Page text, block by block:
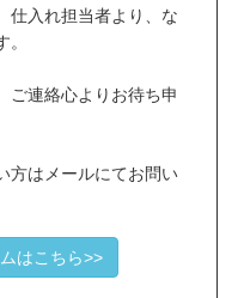
仕入れ担当者より、な
ご連絡心よりお待ち申
方はメールにてお問い
はこちら>>